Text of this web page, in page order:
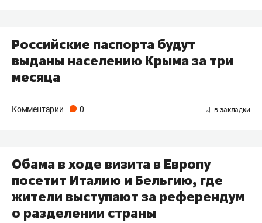
Российские паспорта будут
выданы населению Крыма за три
месяца
Комментарии 0
Обама в ходе визита в Европу
посетит Италию и Бельгию, где
жители выступают за референдум
о разделении страны